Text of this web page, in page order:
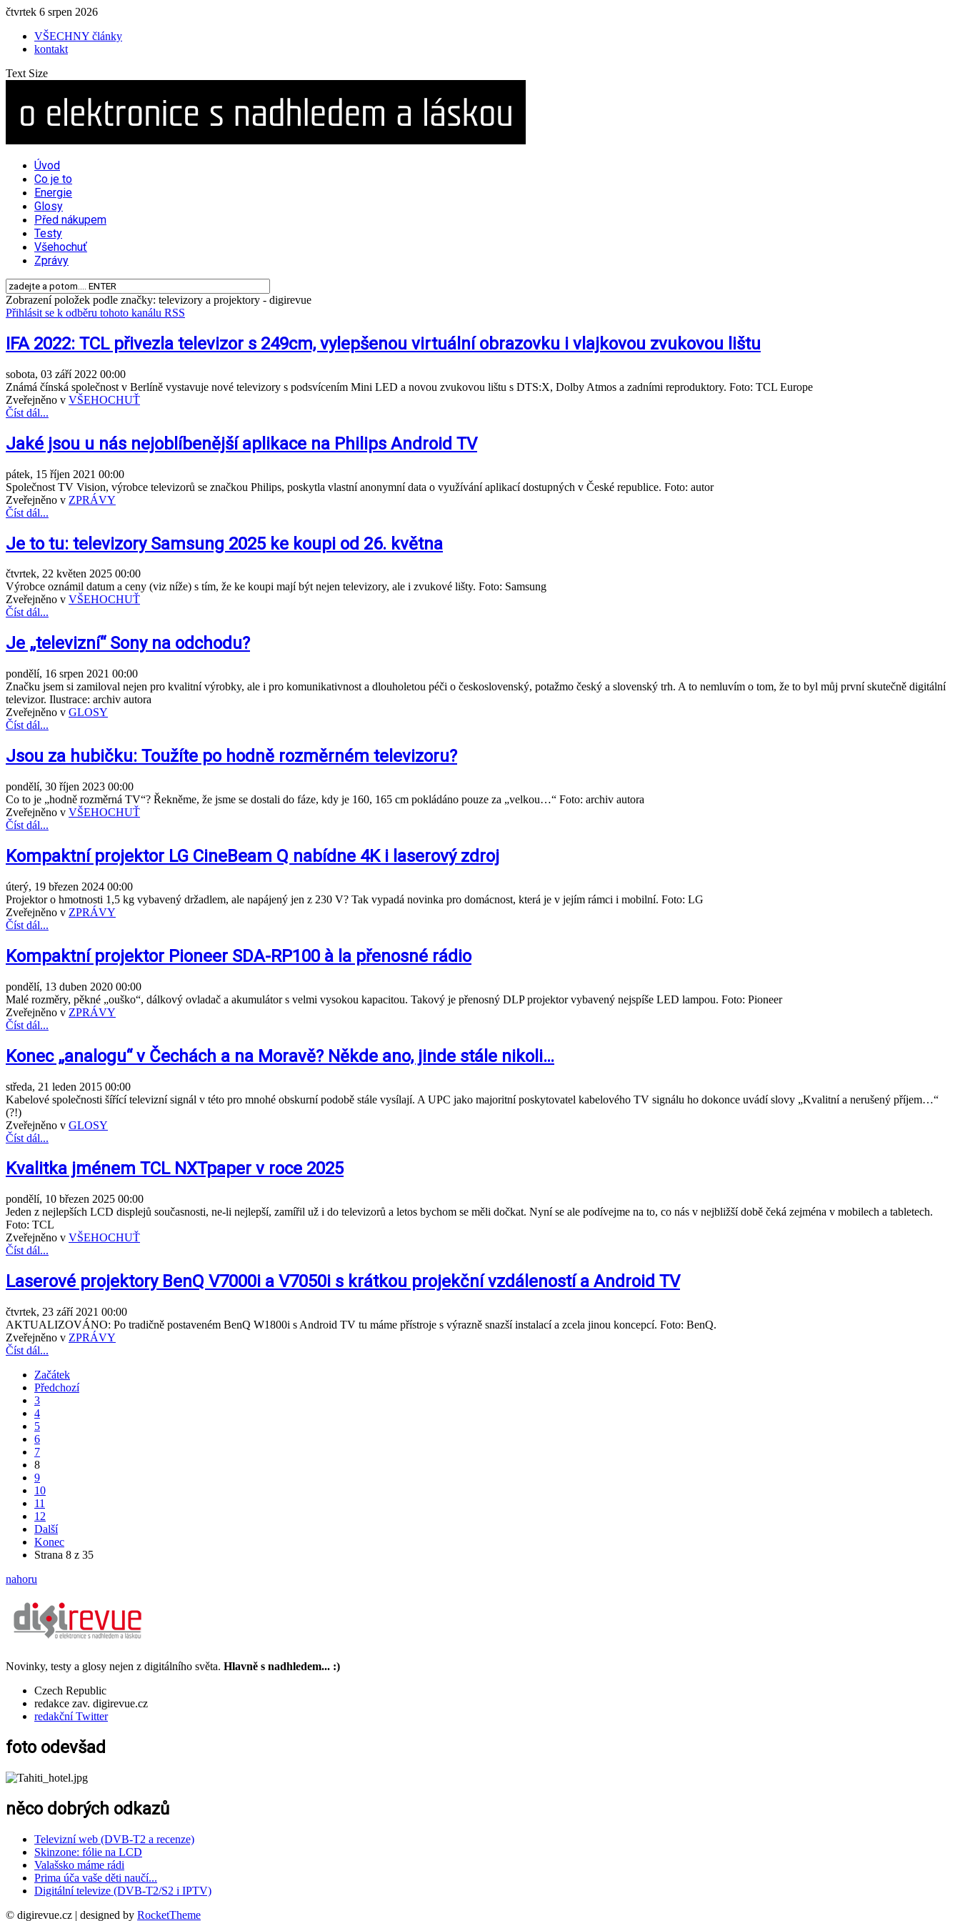
čtvrtek 6 srpen 2026
VŠECHNY články
kontakt
Text Size
Úvod
Co je to
Energie
Glosy
Před nákupem
Testy
Všehochuť
Zprávy
Zobrazení položek podle značky: televizory a projektory - digirevue
Přihlásit se k odběru tohoto kanálu RSS
IFA 2022: TCL přivezla televizor s 249cm, vylepšenou virtuální obrazovku i vlajkovou zvukovou lištu
sobota, 03 září 2022 00:00
Známá čínská společnost v Berlíně vystavuje nové televizory s podsvícením Mini LED a novou zvukovou lištu s DTS:X, Dolby Atmos a zadními reproduktory. Foto: TCL Europe
Zveřejněno v VŠEHOCHUŤ
Číst dál...
Jaké jsou u nás nejoblíbenější aplikace na Philips Android TV
pátek, 15 říjen 2021 00:00
Společnost TV Vision, výrobce televizorů se značkou Philips, poskytla vlastní anonymní data o využívání aplikací dostupných v České republice. Foto: autor
Zveřejněno v ZPRÁVY
Číst dál...
Je to tu: televizory Samsung 2025 ke koupi od 26. května
čtvrtek, 22 květen 2025 00:00
Výrobce oznámil datum a ceny (viz níže) s tím, že ke koupi mají být nejen televizory, ale i zvukové lišty. Foto: Samsung
Zveřejněno v VŠEHOCHUŤ
Číst dál...
Je „televizní“ Sony na odchodu?
pondělí, 16 srpen 2021 00:00
Značku jsem si zamiloval nejen pro kvalitní výrobky, ale i pro komunikativnost a dlouholetou péči o československý, potažmo český a slovenský trh. A to nemluvím o tom, že to byl můj první skutečně digitální
televizor. Ilustrace: archiv autora
Zveřejněno v GLOSY
Číst dál...
Jsou za hubičku: Toužíte po hodně rozměrném televizoru?
pondělí, 30 říjen 2023 00:00
Co to je „hodně rozměrná TV“? Řekněme, že jsme se dostali do fáze, kdy je 160, 165 cm pokládáno pouze za „velkou…“ Foto: archiv autora
Zveřejněno v VŠEHOCHUŤ
Číst dál...
Kompaktní projektor LG CineBeam Q nabídne 4K i laserový zdroj
úterý, 19 březen 2024 00:00
Projektor o hmotnosti 1,5 kg vybavený držadlem, ale napájený jen z 230 V? Tak vypadá novinka pro domácnost, která je v jejím rámci i mobilní. Foto: LG
Zveřejněno v ZPRÁVY
Číst dál...
Kompaktní projektor Pioneer SDA-RP100 à la přenosné rádio
pondělí, 13 duben 2020 00:00
Malé rozměry, pěkné „ouško“, dálkový ovladač a akumulátor s velmi vysokou kapacitou. Takový je přenosný DLP projektor vybavený nejspíše LED lampou. Foto: Pioneer
Zveřejněno v ZPRÁVY
Číst dál...
Konec „analogu“ v Čechách a na Moravě? Někde ano, jinde stále nikoli…
středa, 21 leden 2015 00:00
Kabelové společnosti šířící televizní signál v této pro mnohé obskurní podobě stále vysílají. A UPC jako majoritní poskytovatel kabelového TV signálu ho dokonce uvádí slovy „Kvalitní a nerušený příjem…“
(?!)
Zveřejněno v GLOSY
Číst dál...
Kvalitka jménem TCL NXTpaper v roce 2025
pondělí, 10 březen 2025 00:00
Jeden z nejlepších LCD displejů současnosti, ne-li nejlepší, zamířil už i do televizorů a letos bychom se měli dočkat. Nyní se ale podívejme na to, co nás v nejbližší době čeká zejména v mobilech a tabletech.
Foto: TCL
Zveřejněno v VŠEHOCHUŤ
Číst dál...
Laserové projektory BenQ V7000i a V7050i s krátkou projekční vzdáleností a Android TV
čtvrtek, 23 září 2021 00:00
AKTUALIZOVÁNO: Po tradičně postaveném BenQ W1800i s Android TV tu máme přístroje s výrazně snazší instalací a zcela jinou koncepcí. Foto: BenQ.
Zveřejněno v ZPRÁVY
Číst dál...
Začátek
Předchozí
3
4
5
6
7
8
9
10
11
12
Další
Konec
Strana 8 z 35
nahoru
Novinky, testy a glosy nejen z digitálního světa. Hlavně s nadhledem... :)
Czech Republic
redakce zav. digirevue.cz
redakční Twitter
foto odevšad
něco dobrých odkazů
Televizní web (DVB-T2 a recenze)
Skinzone: fólie na LCD
Valašsko máme rádi
Prima úča vaše děti naučí...
Digitální televize (DVB-T2/S2 i IPTV)
© digirevue.cz | designed by RocketTheme